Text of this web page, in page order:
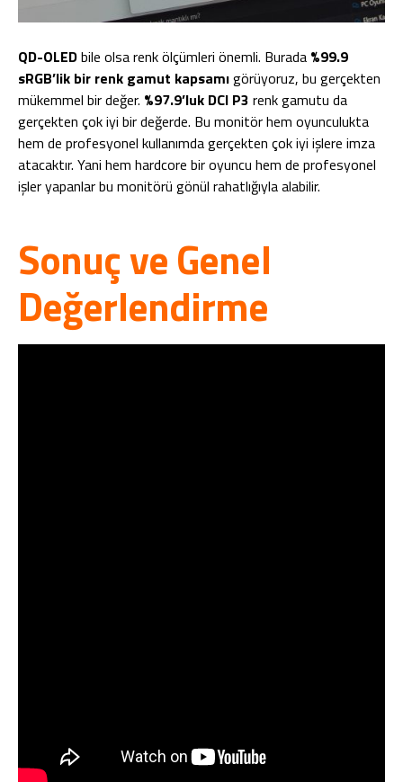
QD-OLEDbile olsa renk ölçümleri önemli. Burada %99.9
sRGB’lik bir renk gamut kapsamıgörüyoruz, bu gerçekten
mükemmel bir değer. %97.9’luk DCI P3 renk gamutu da
gerçekten çok iyi bir değerde. Bu monitör hem oyunculukta
hem de profesyonel kullanımda gerçekten çok iyi işlere imza
atacaktır. Yani hem hardcore bir oyuncu hem de profesyonel
işler yapanlar bu monitörü gönül rahatlığıyla alabilir.
Sonuç ve Genel
Değerlendirme